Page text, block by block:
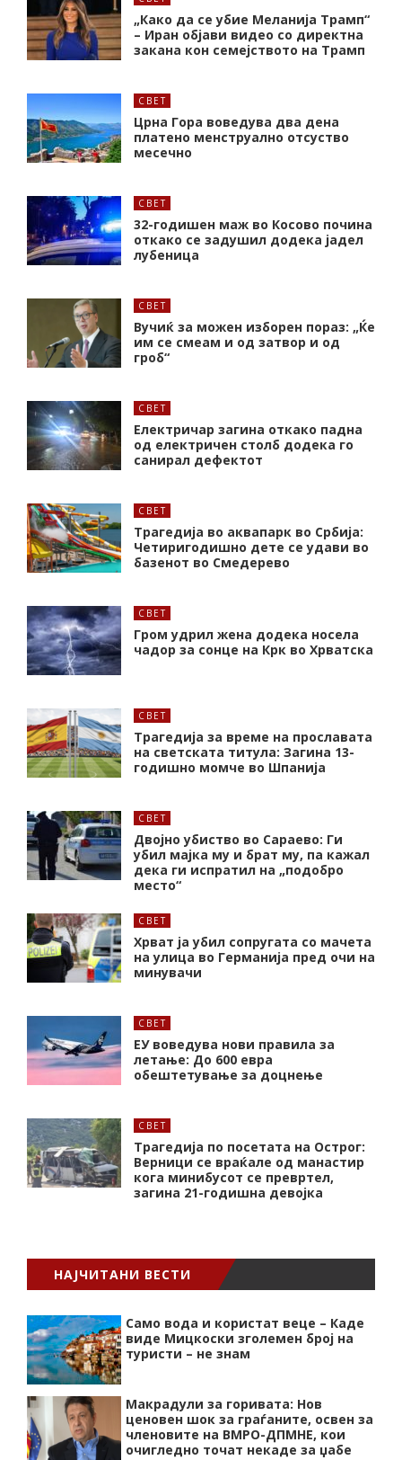
„Како да се убие Меланија Трамп“
– Иран објави видео со директна
закана кон семејството на Трамп
СВЕТ
Црна Гора воведува два дена
платено менструално отсуство
месечно
СВЕТ
32-годишен маж во Косово почина
откако се задушил додека јадел
лубеница
СВЕТ
Вучиќ за можен изборен пораз: „Ќе
им се смеам и од затвор и од
гроб“
СВЕТ
Електричар загина откако падна
од електричен столб додека го
санирал дефектот
СВЕТ
Трагедија во аквапарк во Србија:
Четиригодишно дете се удави во
базенот во Смедерево
СВЕТ
Гром удрил жена додека носела
чадор за сонце на Крк во Хрватска
СВЕТ
Трагедија за време на прославата
на светската титула: Загина 13-
годишно момче во Шпанија
СВЕТ
Двојно убиство во Сараево: Ги
убил мајка му и брат му, па кажал
дека ги испратил на „подобро
место“
СВЕТ
Хрват ја убил сопругата со мачета
на улица во Германија пред очи на
минувачи
СВЕТ
ЕУ воведува нови правила за
летање: До 600 евра
обештетување за доцнење
СВЕТ
Трагедија по посетата на Острог:
Верници се враќале од манастир
кога минибусот се превртел,
загина 21-годишна девојка
НАЈЧИТАНИ ВЕСТИ
Само вода и користат веце – Каде
виде Мицкоски зголемен број на
туристи – не знам
Макрадули за горивата: Нов
ценовен шок за граѓаните, освен за
членовите на ВМРО-ДПМНЕ, кои
очигледно точат некаде за џабе